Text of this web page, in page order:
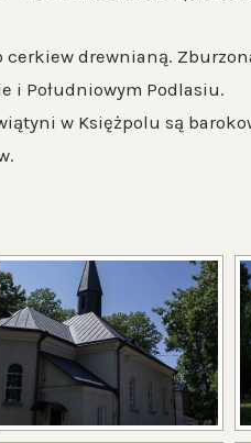
drewnianą.
i Południowym Podlasiu.
w Księżpolu są